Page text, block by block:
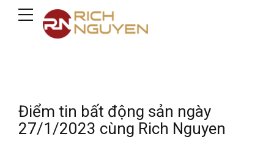
Điểm tin bất động sản ngày
27/1/2023 cùng Rich Nguyen